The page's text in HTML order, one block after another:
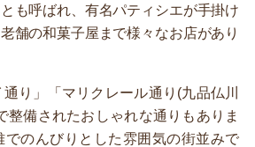
も呼ばれ、有名パティシエが手掛け
舗の和菓子屋まで様々なお店があり
通り」「マリクレール通り(九品仏川
整備されたおしゃれな通りもありま
でのんびりとした雰囲気の街並みで